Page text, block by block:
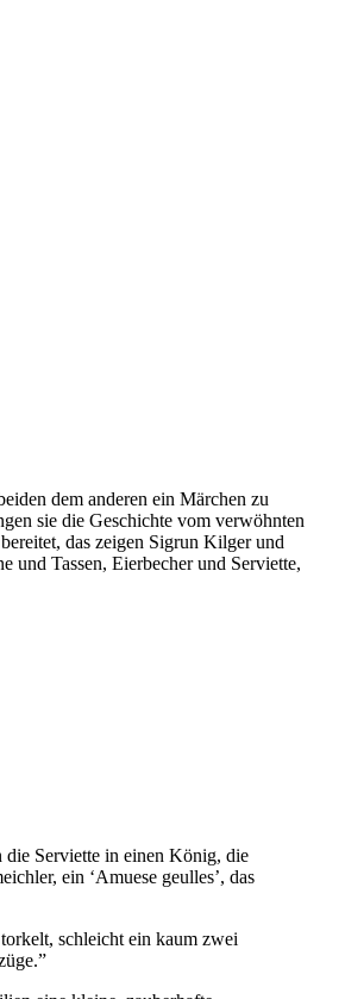
dem anderen ein Märchen zu
sie die Geschichte vom verwöhnten
das zeigen Sigrun Kilger und
und Tassen, Eierbecher und Serviette,
die Serviette in einen König, die
ein ‘Amuese geulles’, das
schleicht ein kaum zwei